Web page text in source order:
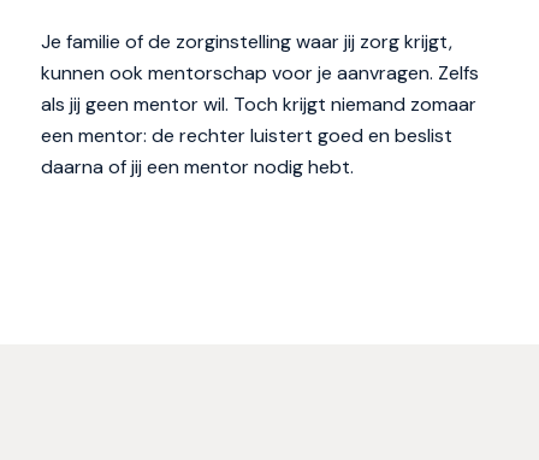
Je familie of de zorginstelling waar jij zorg krijgt,
kunnen ook mentorschap voor je aanvragen. Zelfs
als jij geen mentor wil. Toch krijgt niemand zomaar
een mentor: de rechter luistert goed en beslist
daarna of jij een mentor nodig hebt.